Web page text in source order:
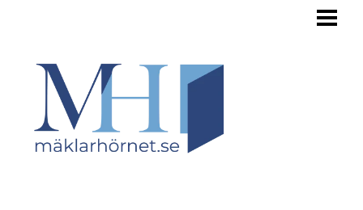
STEGET FÖRE
INFÖR FÖRSÄLJNING
OM BUDGIVNINGEN